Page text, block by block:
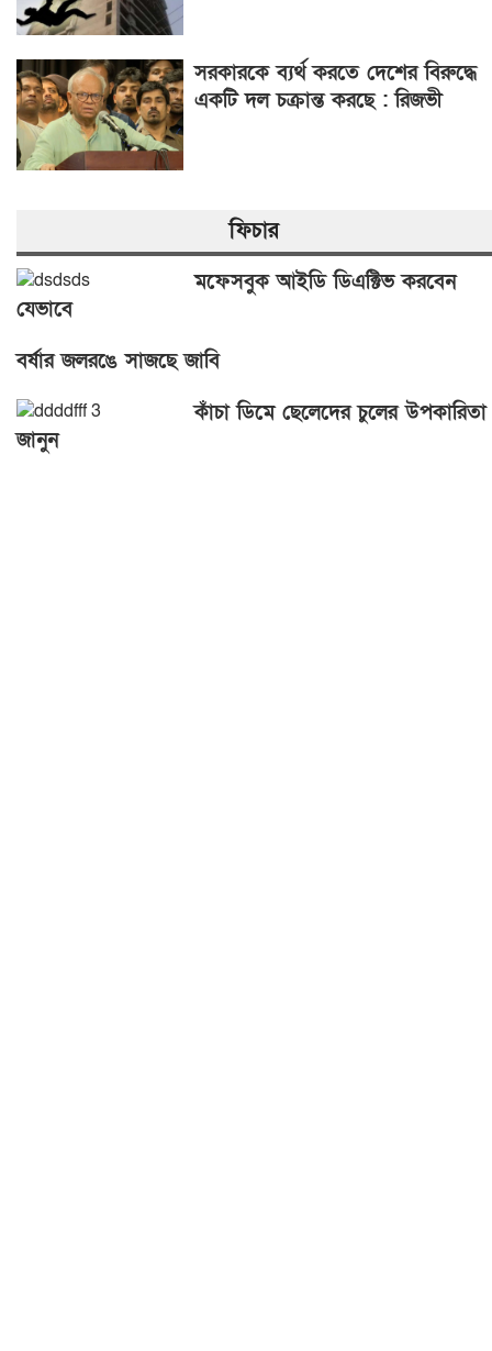
সরকারকে ব্যর্থ করতে দেশের বিরুদ্ধে
একটি দল চক্রান্ত করছে : রিজভী
ফিচার
মফেসবুক আইডি ডিএক্টিভ করবেন
যেভাবে
বর্ষার জলরঙে সাজছে জাবি
কাঁচা ডিমে ছেলেদের চুলের উপকারিতা
জানুন